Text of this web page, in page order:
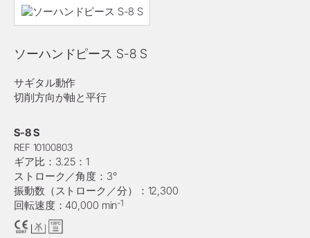
ソーハンドピース S-8 S
サギタル動作
切削方向が軸と平行
S-8 S
REF 10100803
ギア比：3.25：1
ストローク／角度：3°
振動数（ストローク／分）：12,300
回転速度：40,000 min-1